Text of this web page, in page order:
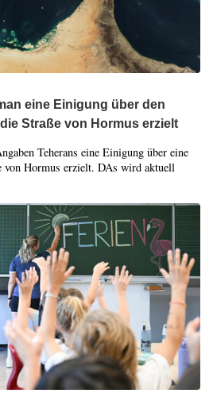
eine Einigung über den
Straße von Hormus erzielt
Teherans eine Einigung über eine
von Hormus erzielt. DAs wird aktuell